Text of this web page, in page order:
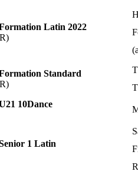
Latin 2022
Standard
10Dance
1 Latin